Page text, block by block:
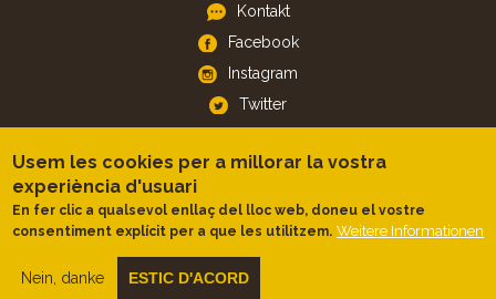
Kontakt
Facebook
Instagram
Twitter
APP
Android
Usem les cookies per a millorar la vostra
experiència d'usuari
En fer clic a qualsevol enllaç del lloc web, doneu el vostre
consentiment explícit per a que les utilitzem. Weitere Informationen
Nein, danke ESTIC D'ACORD